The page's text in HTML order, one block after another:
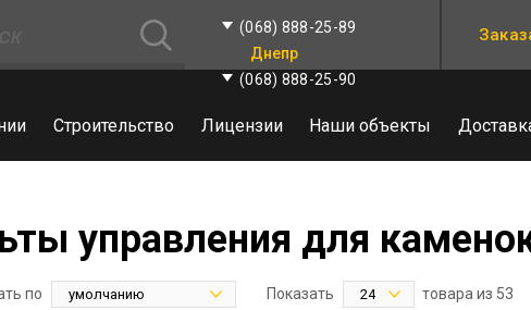
(068) 888-25-89
Днепр
(068) 888-25-90
Строительство Лицензии Наши объекты
управления для
по Показать товара из 53